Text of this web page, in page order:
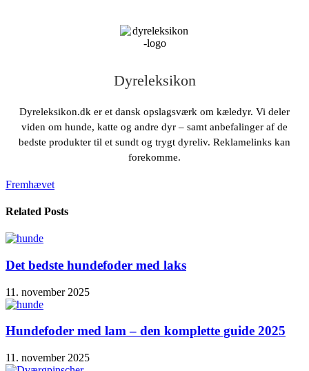
Dyreleksikon
Dyreleksikon.dk er et dansk opslagsværk om kæledyr. Vi deler
viden om hunde, katte og andre dyr – samt anbefalinger af de
bedste produkter til et sundt og trygt dyreliv. Reklamelinks kan
forekomme.
Fremhævet
Related Posts
Det bedste hundefoder med laks
11. november 2025
Hundefoder med lam – den komplette guide 2025
11. november 2025